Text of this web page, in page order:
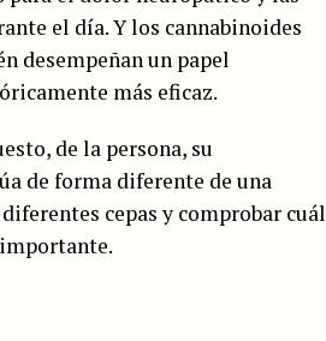
el día. Y los cannabinoides
desempeñan un papel
más eficaz.
de la persona, su
de forma diferente de una
cepas y comprobar cuál
importante.